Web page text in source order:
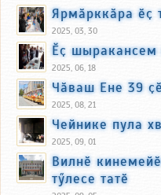
Ярмӑрккӑра ӗҫ
2025, 03, 30
Ӗҫ шыракансем
2025, 06, 18
Чӑваш Ене 39
2025, 08, 21
Чейнике пула
2025, 09, 01
Вилнӗ
тӳлесе татӗ